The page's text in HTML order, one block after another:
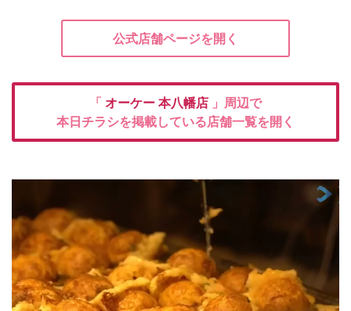
公式店舗ページを開く
「 オーケー 本八幡店 」周辺で
本日チラシを掲載している店舗一覧を開く